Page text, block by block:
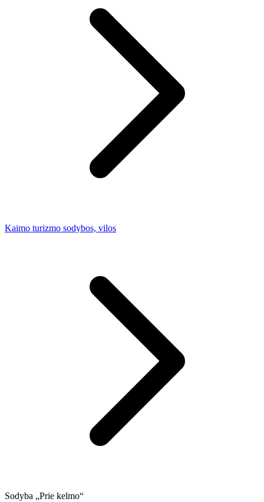
Kaimo turizmo sodybos, vilos
Sodyba „Prie kelmo“